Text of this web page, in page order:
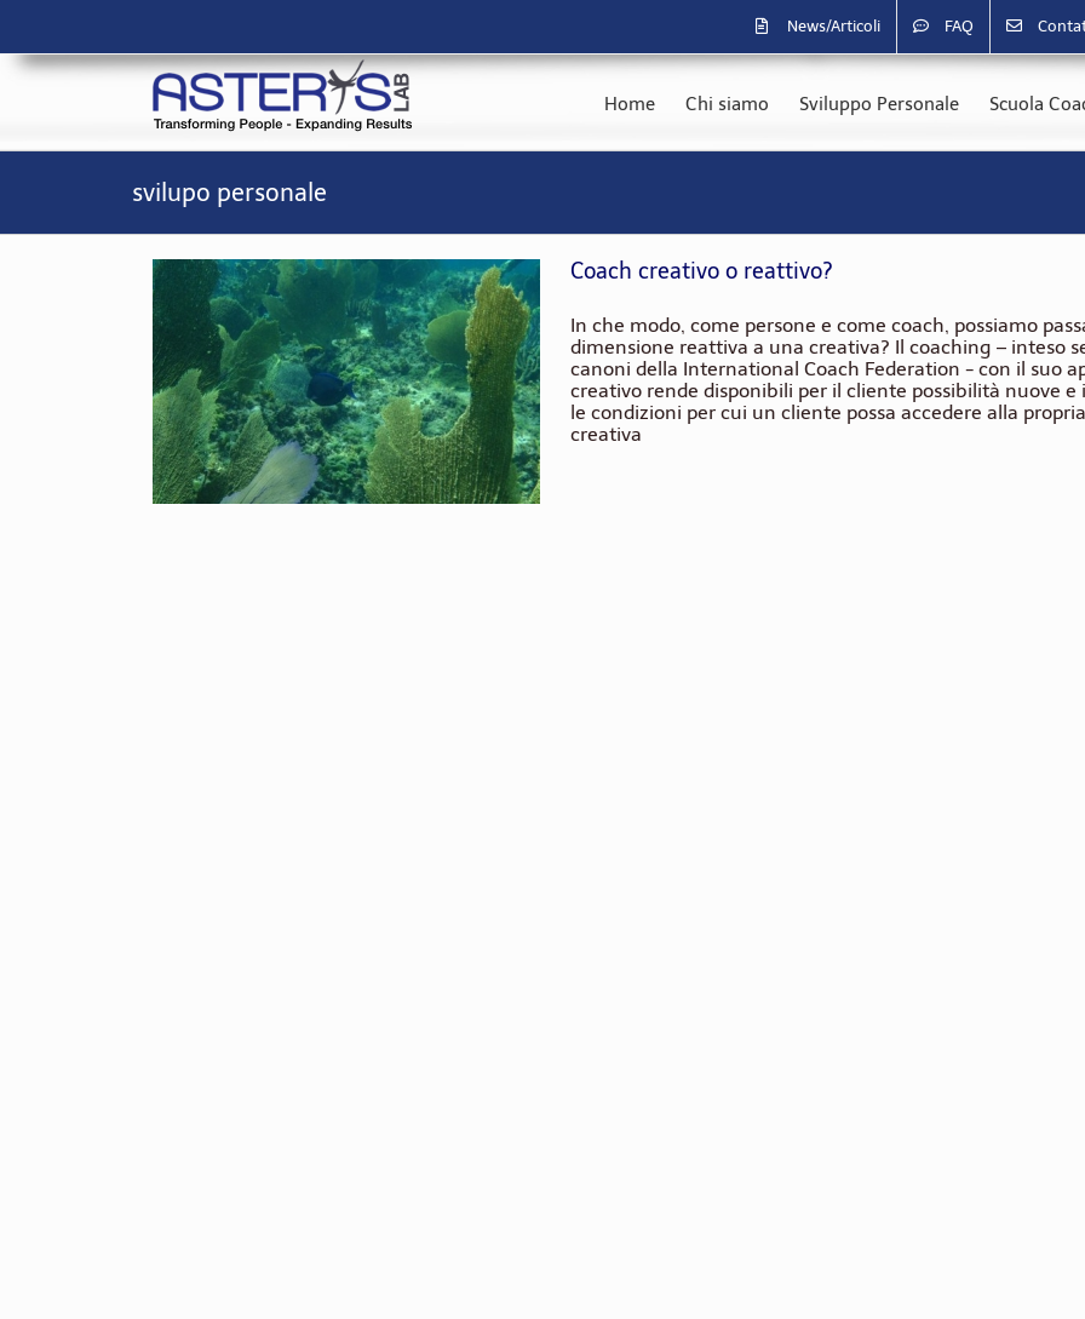
contenuto
News/Articoli FAQ
Home Chi siamo Sviluppo Personale Scuola
svilupo personale
Coach creativo o reattivo?
In che modo, come persone e come coach, possiamo
dimensione reattiva a una creativa? Il coaching – inteso
canoni della International Coach Federation - con il suo
creativo rende disponibili per il cliente possibilità nuove e
le condizioni per cui un cliente possa accedere alla
creativa